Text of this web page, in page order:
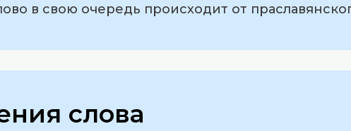
в свою очередь происходит от
слова